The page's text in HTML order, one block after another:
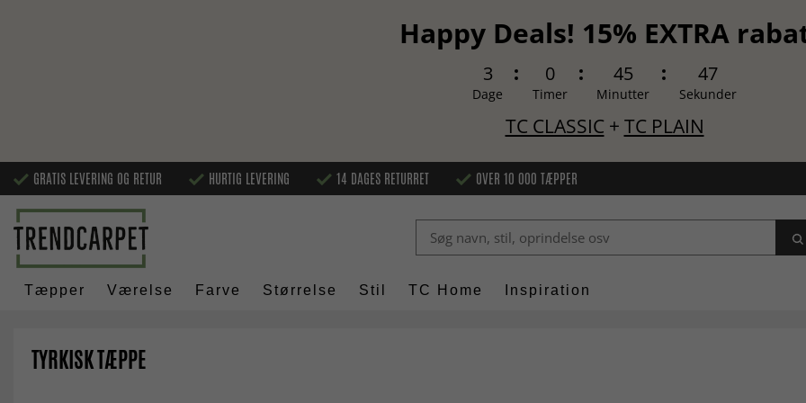
Happy Deals! 15% EXTRA
3
Dage
0
Timer
45
Minutter
47
Sekunder
TC CLASSIC+ TC PLAIN
GRATIS LEVERING OG RETUR HURTIG LEVERING 14 DAGES RETURRET OVER 10 000 TÆPPER
Tæpper Værelse Farve Størrelse Stil TC Home Inspiration
TYRKISK TÆPPE